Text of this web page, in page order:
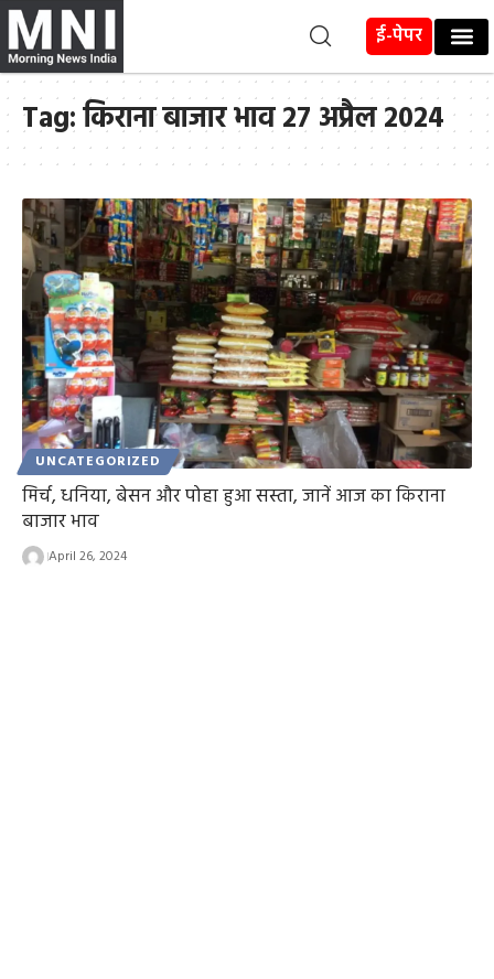
ई-पेपर
Tag:किराना बाजार भाव 27 अप्रैल 2024
UNCATEGORIZED
मिर्च, धनिया, बेसन और पोहा हुआ सस्ता, जानें आज का किराना
बाजार भाव
April 26, 2024